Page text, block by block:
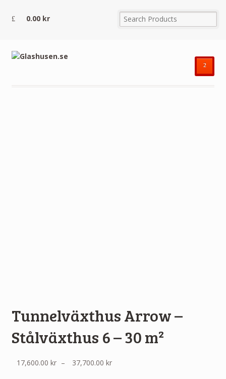
0.00 kr
²
Tunnelväxthus Arrow –
Stålväxthus 6 – 30 m²
17,600.00 kr – 37,700.00 kr